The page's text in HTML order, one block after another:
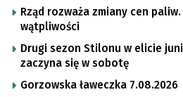
Rząd rozważa zmiany cen
wątpliwości
Drugi sezon Stilonu w elicie
zaczyna się w sobotę
Gorzowska ławeczka 7.08.2026